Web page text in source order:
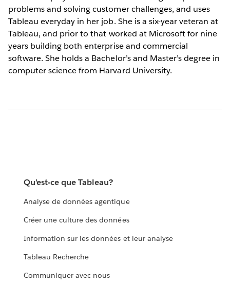
problems and solving customer challenges, and uses
Tableau everyday in her job. She is a six-year veteran at
Tableau, and prior to that worked at Microsoft for nine
years building both enterprise and commercial
software. She holds a Bachelor’s and Master’s degree in
computer science from Harvard University.
Qu’est-ce que Tableau?
Analyse de données agentique
Créer une culture des données
Information sur les données et leur analyse
Tableau Recherche
Communiquer avec nous